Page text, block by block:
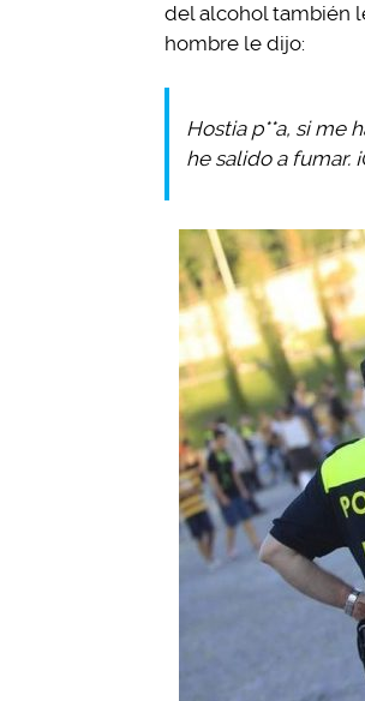
del alcohol también
hombre le dijo:
Hostia p**a, si me
he salido a fumar.